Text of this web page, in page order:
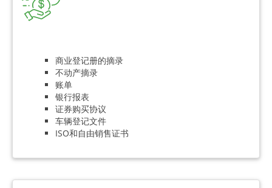
商业登记册的摘录
不动产摘录
账单
银行报表
证券购买协议
车辆登记文件
ISO和自由销售证书